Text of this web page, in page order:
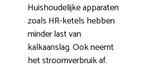
Huishoudelijke apparaten
zoals HR-ketels hebben
minder last van
kalkaanslag. Ook neemt
het stroomverbruik af.